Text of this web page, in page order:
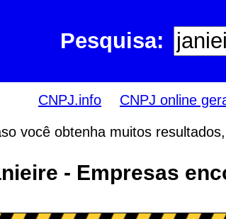
Pesquisa:
CNPJ.info CNPJ online
você obtenha muitos
- Empresas